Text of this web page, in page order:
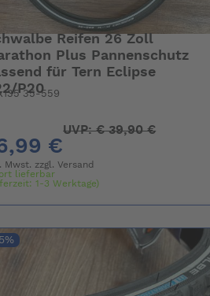
Reifen 26 Zoll
Plus Pannenschutz
für Tern Eclipse
P20
35-559
€
UVP:€39,90 €
Mwst. zzgl.Versand
lieferbar
1-3 Werktage)